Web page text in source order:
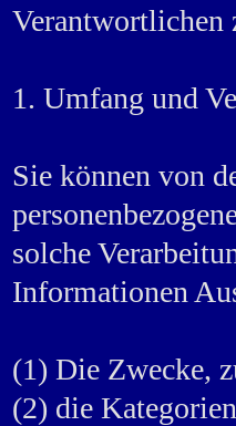
Verantwortlichen
1. Umfang und
Sie können von
solche
Informationen
(1) Die Zwecke,
(2) die